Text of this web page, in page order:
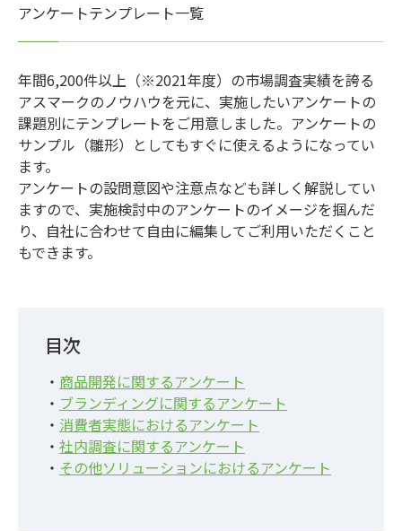
アンケートテンプレート一覧
年間6,200件以上（※2021年度）の市場調査実績を誇る
アスマークのノウハウを元に、実施したいアンケートの
課題別にテンプレートをご用意しました。アンケートの
サンプル（雛形）としてもすぐに使えるようになってい
ます。
アンケートの設問意図や注意点なども詳しく解説してい
ますので、実施検討中のアンケートのイメージを掴んだ
り、自社に合わせて自由に編集してご利用いただくこと
もできます。
目次
・ 商品開発に関するアンケート
・ ブランディングに関するアンケート
・ 消費者実態におけるアンケート
・ 社内調査に関するアンケート
・ その他ソリューションにおけるアンケート